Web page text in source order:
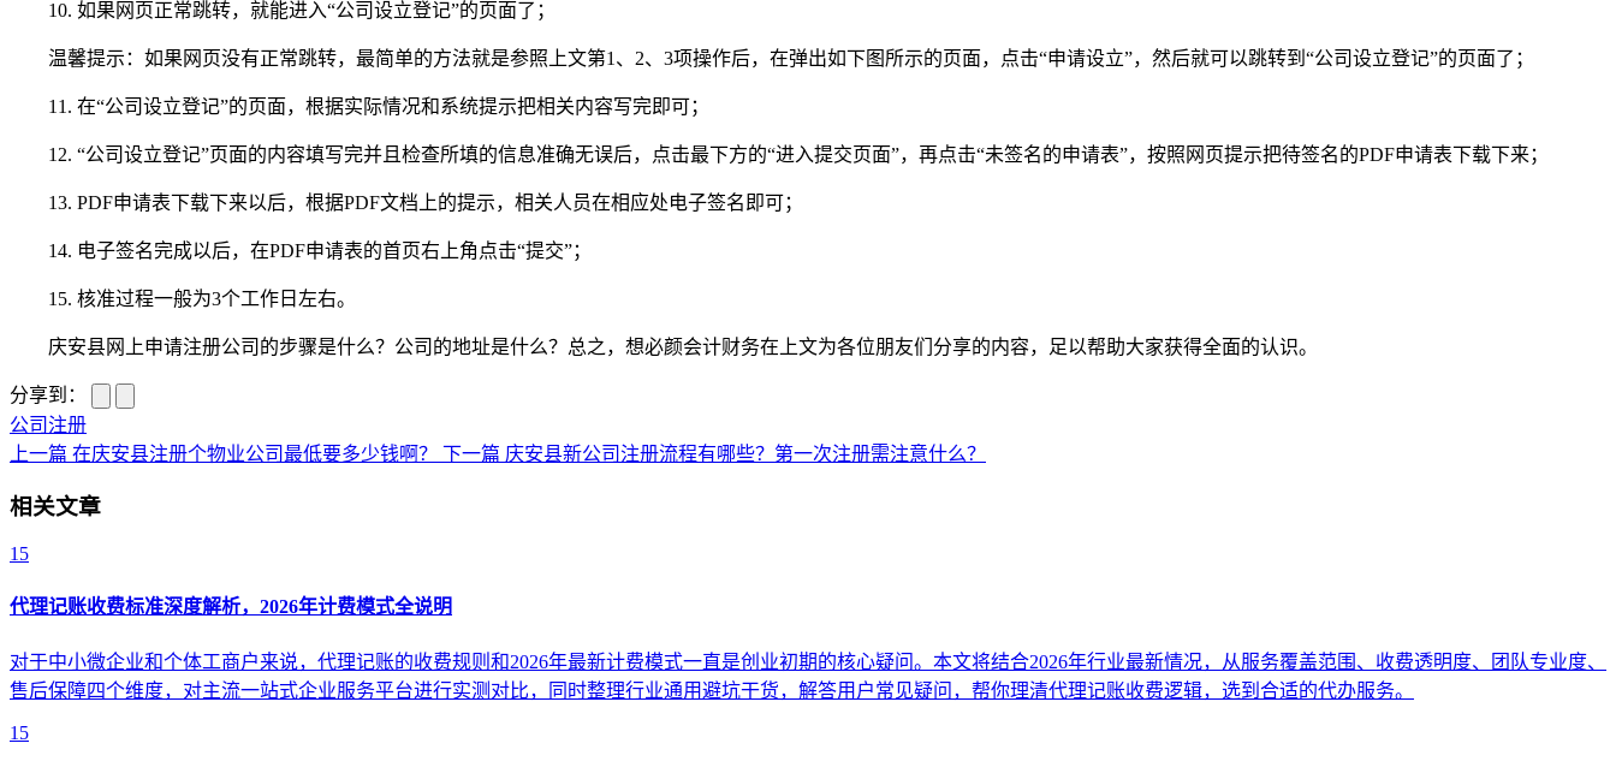
10. 如果网页正常跳转，就能进入“公司设立登记”的页面了；
温馨提示：如果网页没有正常跳转，最简单的方法就是参照上文第1、2、3项操作后，在弹出如下图所示的页面，点击“申请设立”，然后就可以跳转到“公司设立登记”的页面了；
11. 在“公司设立登记”的页面，根据实际情况和系统提示把相关内容写完即可；
12. “公司设立登记”页面的内容填写完并且检查所填的信息准确无误后，点击最下方的“进入提交页面”，再点击“未签名的申请表”，按照网页提示把待签名的PDF申请表下载下来；
13. PDF申请表下载下来以后，根据PDF文档上的提示，相关人员在相应处电子签名即可；
14. 电子签名完成以后，在PDF申请表的首页右上角点击“提交”；
15. 核准过程一般为3个工作日左右。
庆安县网上申请注册公司的步骤是什么？公司的地址是什么？总之，想必颜会计财务在上文为各位朋友们分享的内容，足以帮助大家获得全面的认识。
分享到：
公司注册
上一篇 在庆安县注册个物业公司最低要多少钱啊？ 下一篇 庆安县新公司注册流程有哪些？第一次注册需注意什么？
相关文章
15
代理记账收费标准深度解析，2026年计费模式全说明
对于中小微企业和个体工商户来说，代理记账的收费规则和2026年最新计费模式一直是创业初期的核心疑问。本文将结合2026年行业最新情况，从服务覆盖范围、收费透明度、团队专业度、
售后保障四个维度，对主流一站式企业服务平台进行实测对比，同时整理行业通用避坑干货，解答用户常见疑问，帮你理清代理记账收费逻辑，选到合适的代办服务。
15